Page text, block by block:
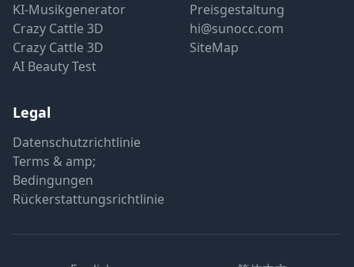
KI-Musikgenerator
Crazy Cattle 3D
Crazy Cattle 3D
AI Beauty Test
Preisgestaltung
hi@sunocc.com
SiteMap
Legal
Datenschutzrichtlinie
Terms & amp;
Bedingungen
Rückerstattungsrichtlinie